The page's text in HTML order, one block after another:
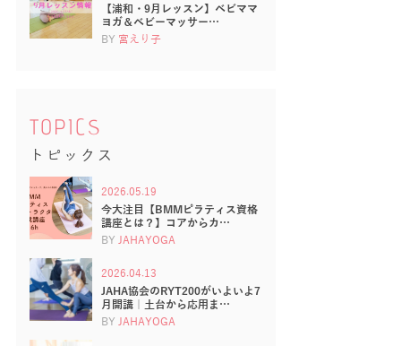
【浦和・9月レッスン】ベビママ
ヨガ＆ベビーマッサー…
BY 宮えり子
TOPICS
トピックス
2026.05.19
今大注目【BMMピラティス資格
講座とは？】コアからカ…
BY JAHAYOGA
2026.04.13
JAHA協会のRYT200がいよいよ7
月開講｜土台から応用ま…
BY JAHAYOGA